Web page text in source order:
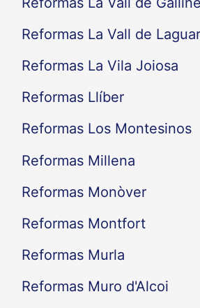
Reformas La Vall de Laguar
Reformas La Vila Joiosa
Reformas Llíber
Reformas Los Montesinos
Reformas Millena
Reformas Monòver
Reformas Montfort
Reformas Murla
Reformas Muro d'Alcoi